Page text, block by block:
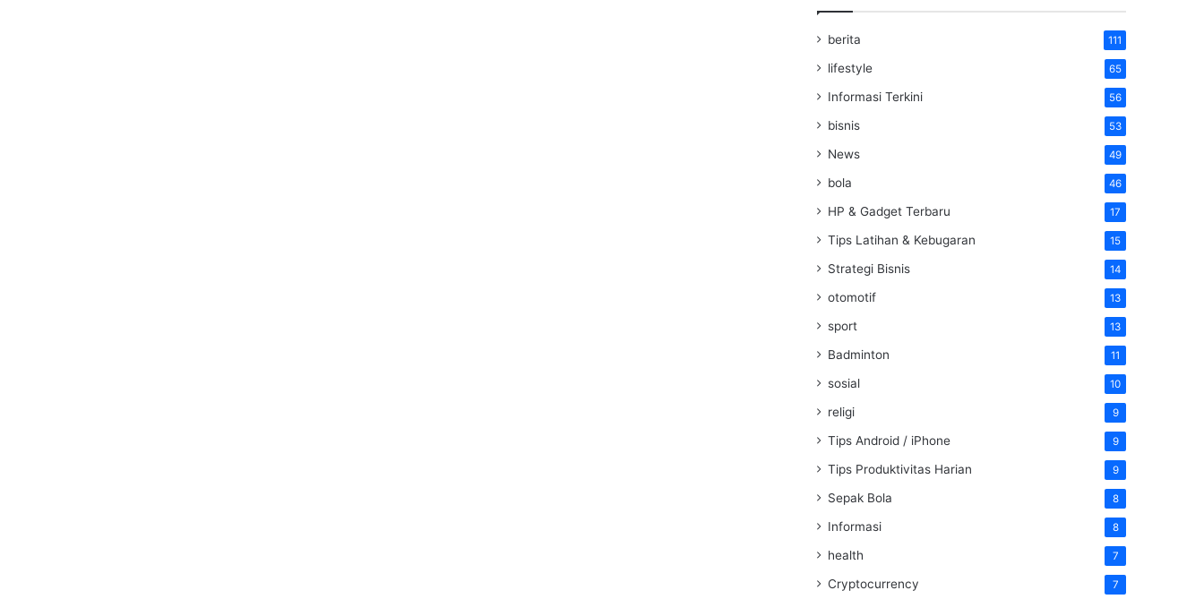
berita 111
lifestyle 65
Informasi Terkini 56
bisnis 53
News 49
bola 46
HP & Gadget Terbaru 17
Tips Latihan & Kebugaran 15
Strategi Bisnis 14
otomotif 13
sport 13
Badminton 11
sosial 10
religi 9
Tips Android / iPhone 9
Tips Produktivitas Harian 9
Sepak Bola 8
Informasi 8
health 7
Cryptocurrency 7